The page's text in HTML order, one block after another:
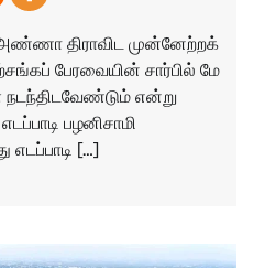
திராவிட முன்னேற்றக்
பேரவையின் சார்பில் மே
நடந்திடவேண்டும் என்று
பழனிசாமி
எடப்பாடி […]